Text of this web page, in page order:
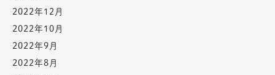
2022年12月
2022年10月
2022年9月
2022年8月